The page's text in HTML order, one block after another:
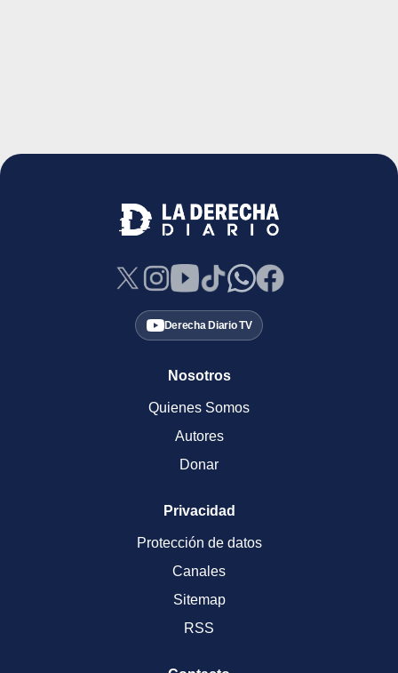
Derecha Diario TV
Nosotros
Quienes Somos
Autores
Donar
Privacidad
Protección de datos
Canales
Sitemap
RSS